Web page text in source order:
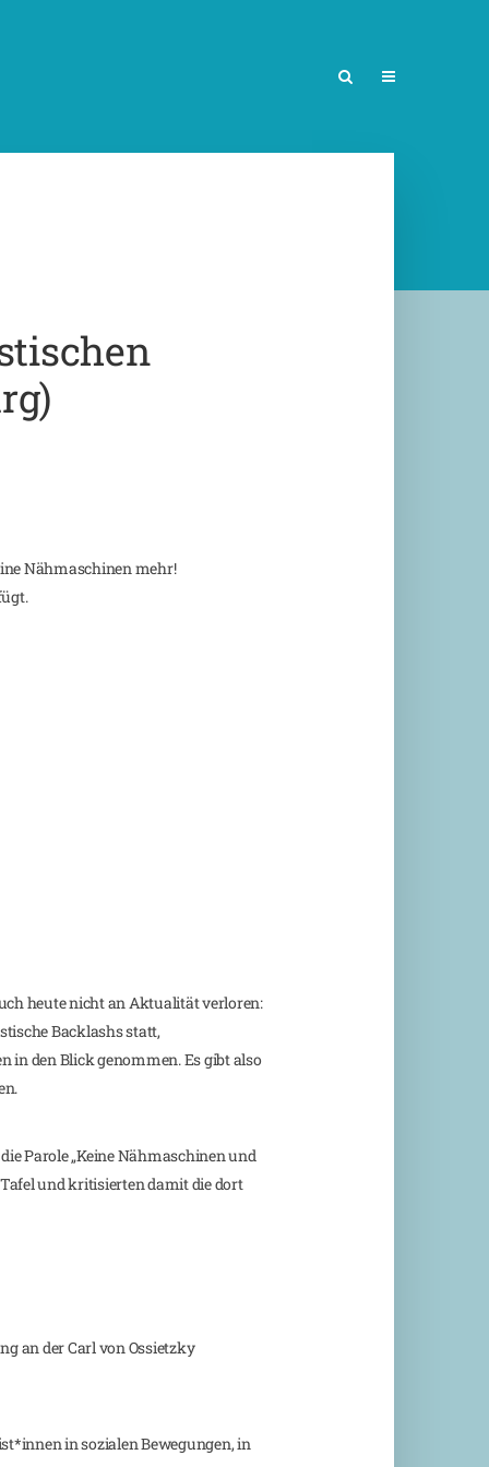
Nähmaschinen mehr!
heute nicht an Aktualität verloren:
Backlashs statt,
in den Blick genommen. Es gibt also
Parole „Keine Nähmaschinen und
und kritisierten damit die dort
an der Carl von Ossietzky
in sozialen Bewegungen, in